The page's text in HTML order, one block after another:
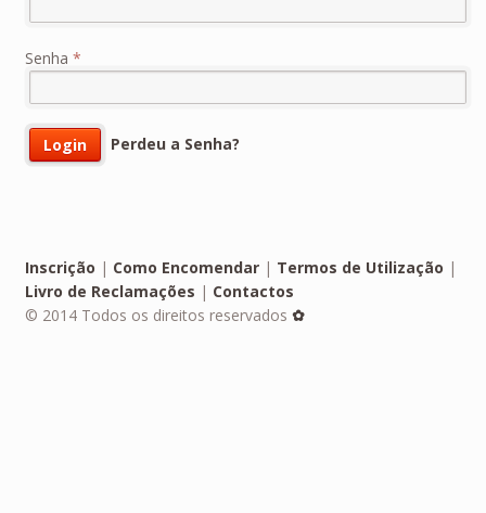
Senha *
Perdeu a Senha?
Inscrição | Como Encomendar| Termos de Utilização |
Livro de Reclamações | Contactos
© 2014 Todos os direitos reservados ✿